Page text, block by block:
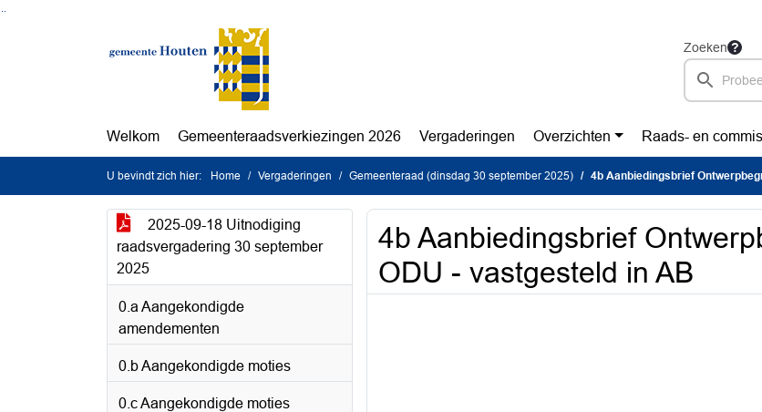
Zoeken
Welkom Gemeenteraadsverkiezingen 2026 Vergaderingen Overzichten Raads- en
U bevindt zich hier: Home Vergaderingen Gemeenteraad (dinsdag 30 september 2025) 4b Aanbiedingsbrief
2025-09-18 Uitnodiging
raadsvergadering 30 september
2025
0.a Aangekondigde
amendementen
0.b Aangekondigde moties
0.c Aangekondigde moties
4b Aanbiedingsbrief
ODU - vastgesteld in AB